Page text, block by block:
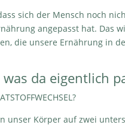
sich der Mensch noch
angepasst hat. Das
die unsere Ernährung in
da eigentlich
unser Körper auf zwei